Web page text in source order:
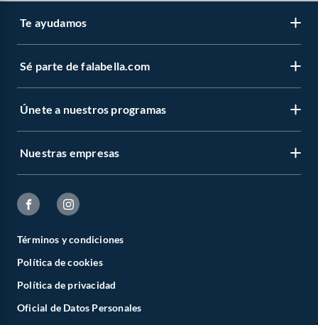
Te ayudamos
Sé parte de falabella.com
Únete a nuestros programas
Nuestras empresas
Términos y condiciones
Política de cookies
Política de privacidad
Oficial de Datos Personales